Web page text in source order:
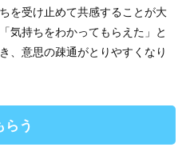
を受け止めて共感することが大
気持ちをわかってもらえた」と
、意思の疎通がとりやすくなり
う